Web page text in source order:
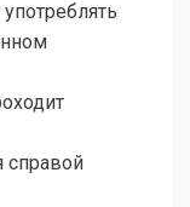
справой